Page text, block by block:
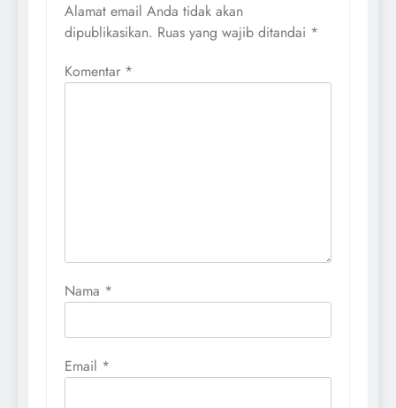
Alamat email Anda tidak akan
dipublikasikan. Ruas yang wajib ditandai *
Komentar *
Nama *
Email *